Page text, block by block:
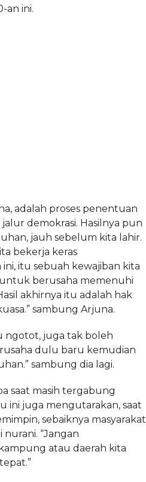
an ini.
adalah proses penentuan
demokrasi. Hasilnya pun
jauh sebelum kita lahir.
bekerja keras
itu sebuah kewajiban kita
berusaha memenuhi
akhirnya itu adalah hak
sambung Arjuna.
ngotot, juga tak boleh
dulu baru kemudian
sambung dia lagi.
saat masih tergabung
ini juga mengutarakan, saat
sebaiknya masyarakat
“Jangan
atau daerah kita